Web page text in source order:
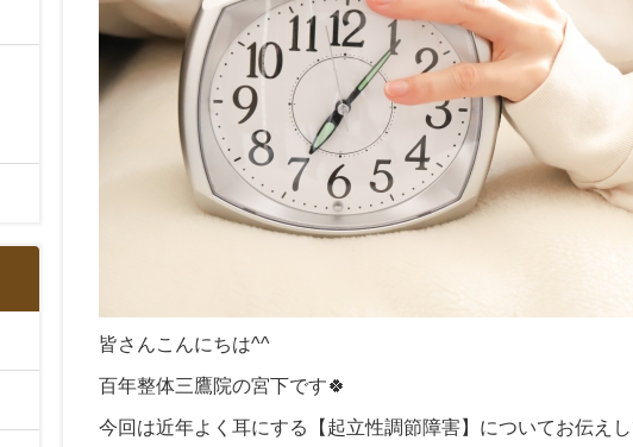
皆さんこんにちは^^
百年整体三鷹院の宮下です🍀
今回は近年よく耳にする【起立性調節障害】についてお伝えし